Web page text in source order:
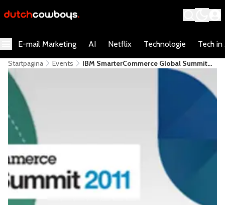
E-mail Marketing AI Netflix Technologie Tech in
Startpagina Events
IBM SmarterCommerce Global Summit